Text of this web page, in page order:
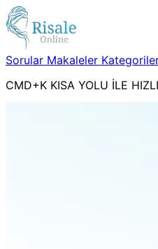
Sorular Makaleler
CMD+K KISA YOLU İLE